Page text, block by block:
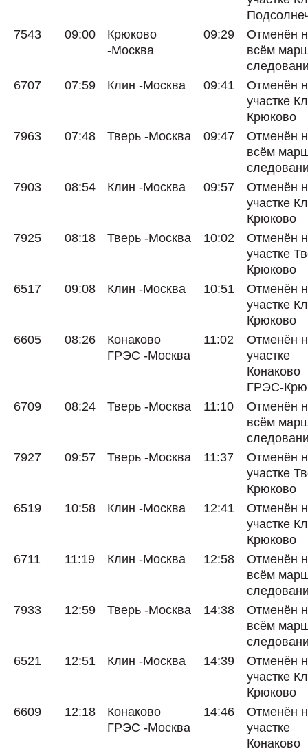
7543
09:00
Крюково
-Москва
09:29
Отменён
всём
6707
07:59 Клин -Москва 09:41
Отменён
участке
Крюково
7963
07:48 Тверь -Москва 09:47
Отменён
всём
7903
08:54 Клин -Москва 09:57
Отменён
участке
Крюково
7925
08:18 Тверь -Москва 10:02
Отменён
участке
Крюково
6517
09:08 Клин -Москва 10:51
Отменён
участке
Крюково
6605
08:26
Конаково
ГРЭС -Москва
11:02
Отменён
участке
Конаково
ГРЭС-
6709
08:24 Тверь -Москва 11:10
Отменён
всём
7927
09:57 Тверь -Москва 11:37
Отменён
участке
Крюково
6519
10:58 Клин -Москва 12:41
Отменён
участке
Крюково
6711
11:19 Клин -Москва 12:58
Отменён
всём
7933
12:59 Тверь -Москва 14:38
Отменён
всём
6521
12:51 Клин -Москва 14:39
Отменён
участке
Крюково
6609
12:18
Конаково
ГРЭС -Москва
14:46
Отменён
участке
Конаково